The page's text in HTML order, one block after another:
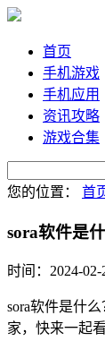
首页
手机游戏
手机应用
资讯攻略
游戏合集
您的位置： 首
sora软件是
时间：2024-02-
sora软件是什
家，快来一起看